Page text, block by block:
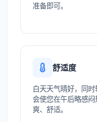
准备即可。
舒适度
白天天气晴好，同时
会使您在午后略感
爽、舒适。